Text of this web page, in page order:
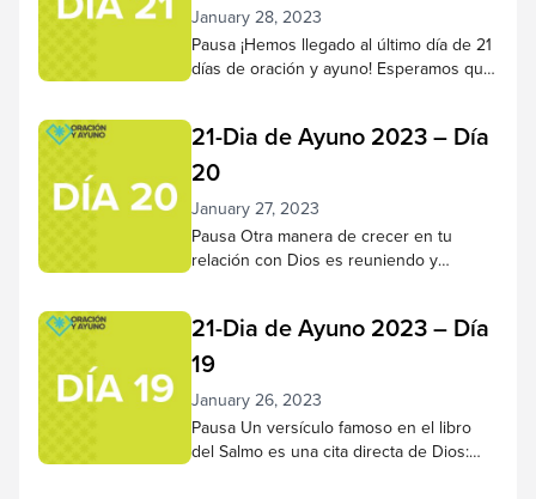
January 28, 2023
Pausa ¡Hemos llegado al último día de 21
días de oración y ayuno! Esperamos que
capacidad para escucharlo y confiar en
Él haya crecido más plenamente. Haz
una pausa para reflexionar sobre lo que
Dios ha hecho en tu corazón...
21-Dia de Ayuno 2023 – Día
20
January 27, 2023
Pausa Otra manera de crecer en tu
relación con Dios es reuniendo y
estar juntos en la presencia de Dios,
¡recibimos muchos beneficios! Haga una
pausa en la presencia de Dios y
considere los grupos pequeños y los
servicios de la iglesia a los...
21-Dia de Ayuno 2023 – Día
19
January 26, 2023
Pausa Un versículo famoso en el libro
del Salmo es una cita directa de Dios: